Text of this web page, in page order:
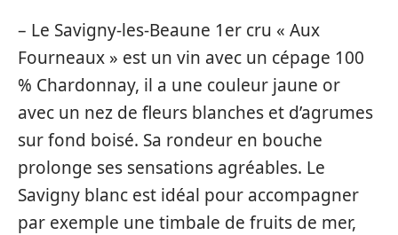
– Le Savigny-les-Beaune 1er cru « Aux
Fourneaux » est un vin avec un cépage 100
% Chardonnay, il a une couleur jaune or
avec un nez de fleurs blanches et d’agrumes
sur fond boisé. Sa rondeur en bouche
prolonge ses sensations agréables. Le
Savigny blanc est idéal pour accompagner
par exemple une timbale de fruits de mer,